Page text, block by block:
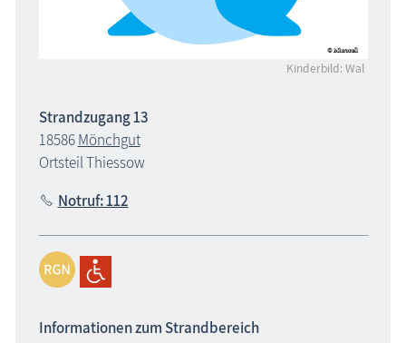
Kinderbild: Wal
Strandzugang 13
18586Mönchgut
Ortsteil Thiessow
Notruf: 112
Informationen zum Strandbereich